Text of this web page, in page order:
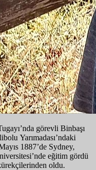
görevli Binbaşı
Yarımadası’ndaki
1887’de Sydney,
eğitim gördü
oldu.